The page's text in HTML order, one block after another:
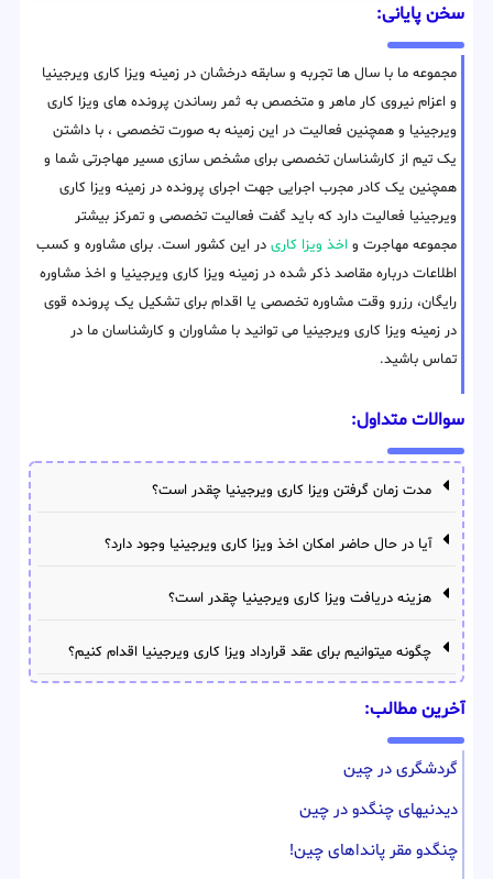
سخن پایانی:
مجموعه ما با سال ها تجربه و سابقه درخشان در زمینه ویزا کاری ویرجینیا
و اعزام نیروی کار ماهر و متخصص به ثمر رساندن پرونده های ویزا کاری
ویرجینیا و همچنین فعالیت در این زمینه به صورت تخصصی ، با داشتن
یک تیم از کارشناسان تخصصی برای مشخص سازی مسیر مهاجرتی شما و
همچنین یک کادر مجرب اجرایی جهت اجرای پرونده در زمینه ویزا کاری
ویرجینیا فعالیت دارد که باید گفت فعالیت تخصصی و تمرکز بیشتر
مجموعه مهاجرت و اخذ ویزا کاری در این کشور است. برای مشاوره و کسب
اطلاعات درباره مقاصد ذکر شده در زمینه ویزا کاری ویرجینیا و اخذ مشاوره
رایگان، رزرو وقت مشاوره تخصصی یا اقدام برای تشکیل یک پرونده قوی
در زمینه ویزا کاری ویرجینیا می توانید با مشاوران و کارشناسان ما در
تماس باشید.
سوالات متداول:
مدت زمان گرفتن ویزا کاری ویرجینیا چقدر است؟
آیا در حال حاضر امکان اخذ ویزا کاری ویرجینیا وجود دارد؟
هزینه دریافت ویزا کاری ویرجینیا چقدر است؟
چگونه میتوانیم برای عقد قرارداد ویزا کاری ویرجینیا اقدام کنیم؟
آخرین مطالب:
گردشگری در چین
دیدنیهای چنگدو در چین
چنگدو مقر پانداهای چین!